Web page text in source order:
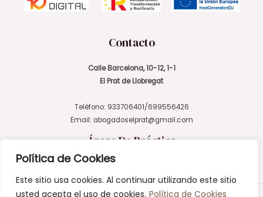
Política de Cookies
Este sitio usa cookies. Al continuar utilizando este sitio
usted acepta el uso de cookies. Política de Cookies
Contacto
Calle Barcelona, 10-12, 1-1
El Prat de Llobregat
Teléfono: 933706401/699556426
Email: abogadoselprat@gmail.com
Áreas De Práctica